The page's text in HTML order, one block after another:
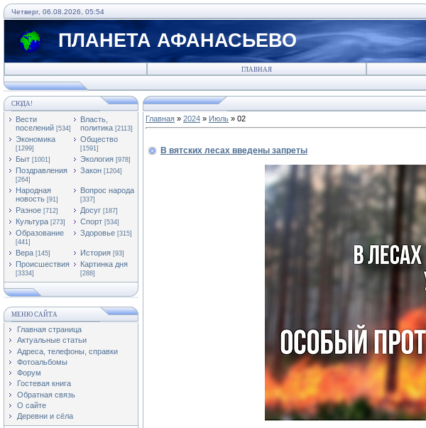
Четверг, 06.08.2026, 05:54
ПЛАНЕТА АФАНАСЬЕВО
ГЛАВНАЯ
СЮДА!
Вести
поселений [534]
Власть,
политика [2113]
Экономика
[1299]
Общество
[1591]
Быт [1001] Экология [978]
Поздравления
[264]
Закон [1204]
Народная
новость [91]
Вопрос народа
[337]
Разное [712] Досуг [187]
Культура [273] Спорт [534]
Образование
[441]
Здоровье [315]
Вера [145] История [93]
Происшествия
[3334]
Картинка дня
[288]
МЕНЮ САЙТА
Главная страница
Актуальные статьи
Адреса, телефоны, справки
Фотоальбомы
Форум
Гостевая книга
Обратная связь
О сайте
Деревни и сёла
Главная » 2024 » Июль » 02
В вятских лесах введены запреты